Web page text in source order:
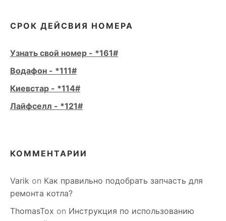
СРОК ДЕЙСВИЯ НОМЕРА
Узнать свой номер - *161#
Водафон - *111#
Киевстар - *114#
Лайфселл - *121#
КОММЕНТАРИИ
Varik on Как правильно подобрать запчасть для
ремонта котла?
ThomasTox on Инструкция по использованию